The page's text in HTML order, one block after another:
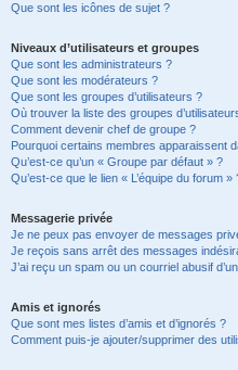
Que sont les icônes de sujet ?
Niveaux d’utilisateurs et groupes
Que sont les administrateurs ?
Que sont les modérateurs ?
Que sont les groupes d’utilisateurs ?
Où trouver la liste des groupes
Comment devenir chef de groupe ?
Pourquoi certains membres apparaissent
Qu’est-ce qu’un « Groupe par défaut » ?
Qu’est-ce que le lien « L’équipe du forum »
Messagerie privée
Je ne peux pas envoyer de messages
Je reçois sans arrêt des messages
J’ai reçu un spam ou un courriel abusif
Amis et ignorés
Que sont mes listes d’amis et d’ignorés ?
Comment puis-je ajouter/supprimer des